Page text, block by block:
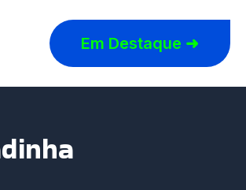
Em Destaque ➜